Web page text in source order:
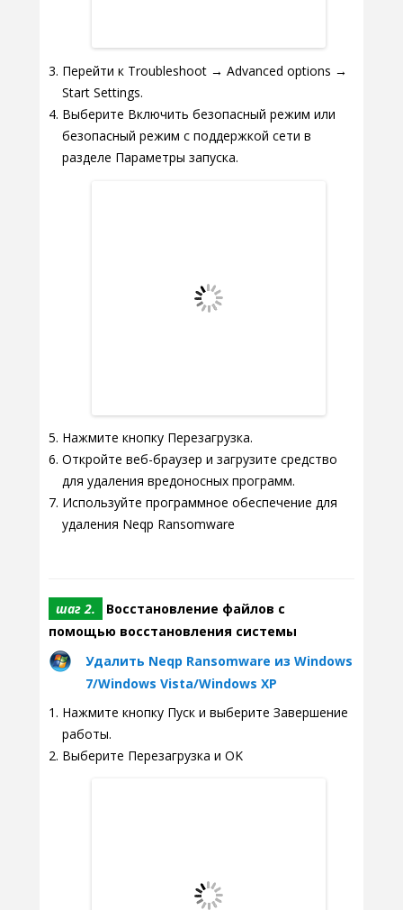
Перейти к Troubleshoot → Advanced options →
Start Settings.
Выберите Включить безопасный режим или
безопасный режим с поддержкой сети в
разделе Параметры запуска.
Нажмите кнопку Перезагрузка.
Откройте веб-браузер и загрузите средство
для удаления вредоносных программ.
Используйте программное обеспечение для
удаления Neqp Ransomware
шаг 2.
Восстановление файлов с
помощью восстановления системы
Удалить Neqp Ransomware из Windows
7/Windows Vista/Windows XP
Нажмите кнопку Пуск и выберите Завершение
работы.
Выберите Перезагрузка и OK